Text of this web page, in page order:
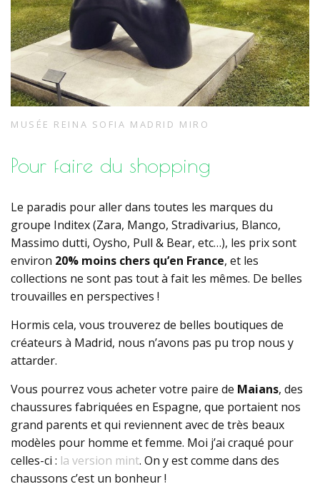
MUSÉE REINA SOFIA MADRID MIRO
Pour faire du shopping
Le paradis pour aller dans toutes les marques du
groupe Inditex (Zara, Mango, Stradivarius, Blanco,
Massimo dutti, Oysho, Pull & Bear, etc…), les prix sont
environ 20% moins chers qu’en France, et les
collections ne sont pas tout à fait les mêmes. De belles
trouvailles en perspectives !
Hormis cela, vous trouverez de belles boutiques de
créateurs à Madrid, nous n’avons pas pu trop nous y
attarder.
Vous pourrez vous acheter votre paire de Maians, des
chaussures fabriquées en Espagne, que portaient nos
grand parents et qui reviennent avec de très beaux
modèles pour homme et femme. Moi j’ai craqué pour
celles-ci : la version mint. On y est comme dans des
chaussons c’est un bonheur !